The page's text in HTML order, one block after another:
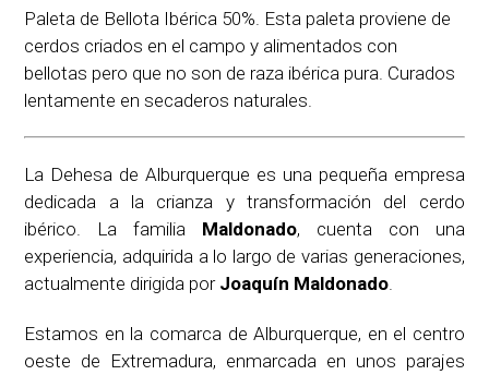
Paleta de Bellota Ibérica 50%. Esta paleta proviene de
cerdos criados en el campo y alimentados con
bellotas pero que no son de raza ibérica pura. Curados
lentamente en secaderos naturales.
La Dehesa de Alburquerque es una pequeña empresa
dedicada a la crianza y transformación del cerdo
ibérico. La familia Maldonado, cuenta con una
experiencia, adquirida a lo largo de varias generaciones,
actualmente dirigida porJoaquín Maldonado
Estamos en la comarca de Alburquerque, en el centro
oeste de Extremadura, enmarcada en unos parajes